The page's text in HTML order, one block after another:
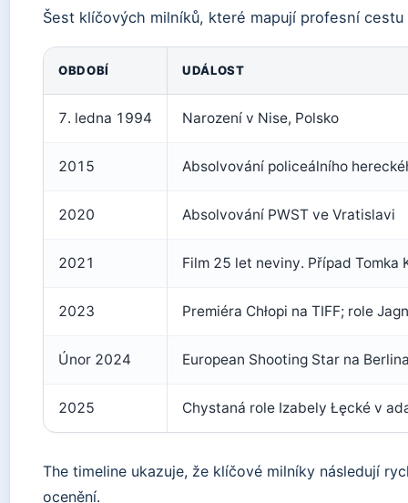
Šest klíčových milníků, které mapují profesní
OBDOBÍ UDÁLOST
7. ledna 1994 Narození v Nise, Polsko
2015 Absolvování policeálního
2020 Absolvování PWST ve Vratislavi
2021 Film 25 let neviny. Případ Tomka
2023 Premiéra Chłopi na TIFF; role
Únor 2024 European Shooting Star na
2025 Chystaná role Izabely Łęcké v
The timeline ukazuje, že klíčové milníky následují
ocenění.